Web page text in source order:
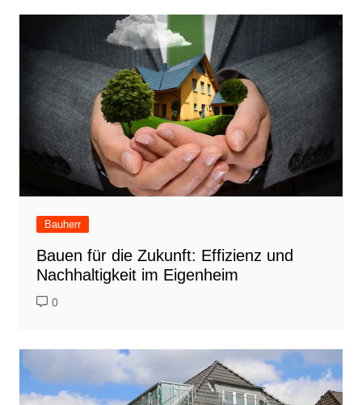
Bauherr
Bauen für die Zukunft: Effizienz und
Nachhaltigkeit im Eigenheim
0